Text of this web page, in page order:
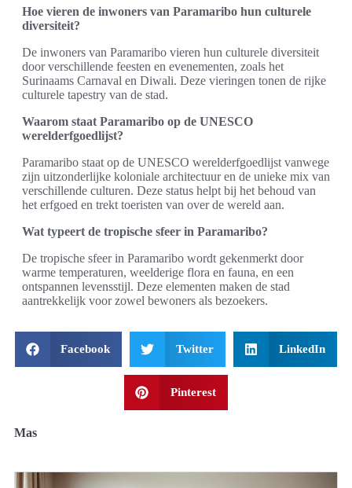
Hoe vieren de inwoners van Paramaribo hun culturele
diversiteit?
De inwoners van Paramaribo vieren hun culturele diversiteit
door verschillende feesten en evenementen, zoals het
Surinaams Carnaval en Diwali. Deze vieringen tonen de rijke
culturele tapestry van de stad.
Waarom staat Paramaribo op de UNESCO
werelderfgoedlijst?
Paramaribo staat op de UNESCO werelderfgoedlijst vanwege
zijn uitzonderlijke koloniale architectuur en de unieke mix van
verschillende culturen. Deze status helpt bij het behoud van
het erfgoed en trekt toeristen van over de wereld aan.
Wat typeert de tropische sfeer in Paramaribo?
De tropische sfeer in Paramaribo wordt gekenmerkt door
warme temperaturen, weelderige flora en fauna, en een
ontspannen levensstijl. Deze elementen maken de stad
aantrekkelijk voor zowel bewoners als bezoekers.
Facebook Twitter LinkedIn
Pinterest
Mas